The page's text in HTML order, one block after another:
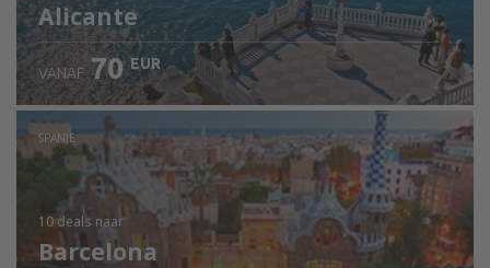
Alicante
VANAF 70 EUR
SPANJE
10 deals naar
Barcelona